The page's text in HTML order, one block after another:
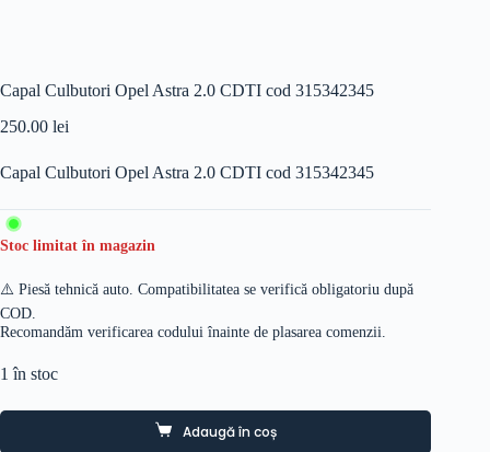
Capal Culbutori Opel Astra 2.0 CDTI cod 315342345
250.00 lei
Capal Culbutori Opel Astra 2.0 CDTI cod 315342345
Stoc limitat în magazin
⚠️ Piesă tehnică auto. Compatibilitatea se verifică obligatoriu după
COD.
Recomandăm verificarea codului înainte de plasarea comenzii.
1 în stoc
Adaugă în coș